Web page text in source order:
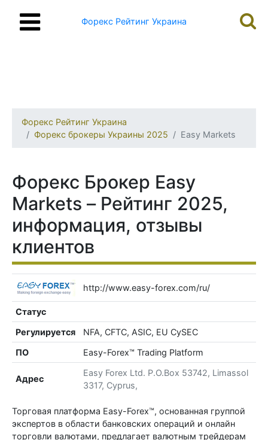
Форекс Рейтинг Украина
Форекс Рейтинг Украина
Форекс брокеры Украины 2025
Easy Markets
Форекс Брокер Easy
Markets – Рейтинг 2025,
информация, отзывы
клиентов
http://www.easy-forex.com/ru/
Статус
Регулируется
NFA, CFTC, ASIC, EU CySEC
ПО
Easy-Forex™ Trading Platform
Адрес
Easy Forex Ltd. P.O.Box 53742, Limassol
3317, Cyprus,
Торговая платформа Easy-Forex™, основанная группой
экспертов в области банковских операций и онлайн
торговли валютами, предлагает валютным трейдерам